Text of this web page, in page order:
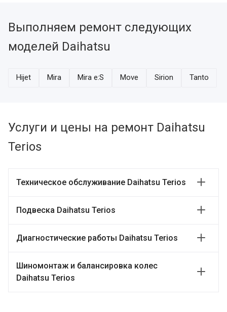
Выполняем ремонт следующих
моделей Daihatsu
Hijet Mira Mira e:S Move Sirion Tanto
Услуги и цены на ремонт Daihatsu
Terios
Техническое обслуживание Daihatsu Terios
Подвеска Daihatsu Terios
Диагностические работы Daihatsu Terios
Шиномонтаж и балансировка колес
Daihatsu Terios